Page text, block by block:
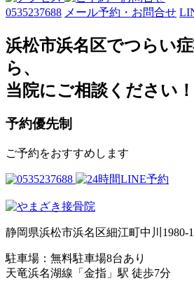
0535237688 メール予約・お問合せ
浜松市浜名区でつらい
ら、
当院にご相談ください！
予約優先制
ご予約をおすすめします
静岡県浜松市浜名区細江町中川1980-1
駐車場：無料駐車場8台あり
天竜浜名湖線「金指」駅 徒歩7分